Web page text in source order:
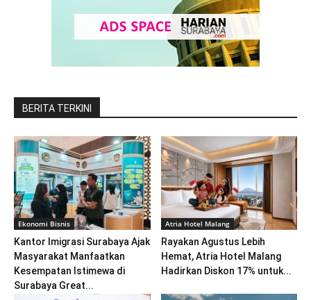
BERITA TERKINI
Ekonomi Bisnis
Kantor Imigrasi Surabaya Ajak
Masyarakat Manfaatkan
Kesempatan Istimewa di
Surabaya Great...
Atria Hotel Malang
Rayakan Agustus Lebih
Hemat, Atria Hotel Malang
Hadirkan Diskon 17% untuk...